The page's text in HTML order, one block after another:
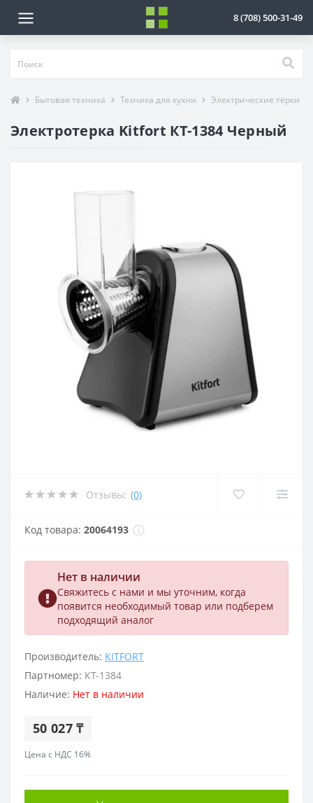
8 (708) 500-31-49
Бытовая техника Техника для кухни Электрические тёрки
Электротерка Kitfort КТ-1384 Черный
Отзывы: (0)
Код товара: 20064193
Нет в наличии
Свяжитесь с нами и мы уточним, когда
появится необходимый товар или подберем
подходящий аналог
Производитель: KITFORT
Партномер: КТ-1384
Наличие: Нет в наличии
50 027 ₸
Цена с НДС 16%